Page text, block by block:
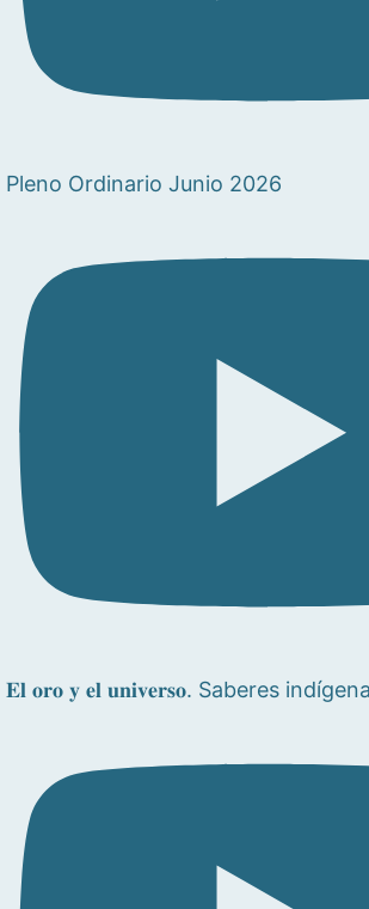
Pleno Ordinario Junio 2026
𝐄𝐥 𝐨𝐫𝐨 𝐲 𝐞𝐥 𝐮𝐧𝐢𝐯𝐞𝐫𝐬𝐨. Saberes